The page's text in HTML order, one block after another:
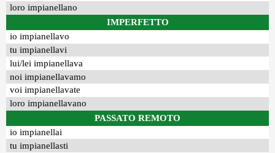
loro impianellano
IMPERFETTO
io impianellavo
tu impianellavi
lui/lei impianellava
noi impianellavamo
voi impianellavate
loro impianellavano
PASSATO REMOTO
io impianellai
tu impianellasti